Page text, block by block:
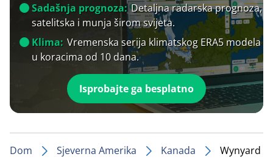
Sadašnja prognoza: Detaljna radarska prognoza,
satelitska i munja širom svijeta.
Klima: Vremenska serija klimatskog ERA5 modela
u koracima od 10 dana.
Isprobajte ga besplatno
Dom Sjeverna Amerika Kanada Wynyard